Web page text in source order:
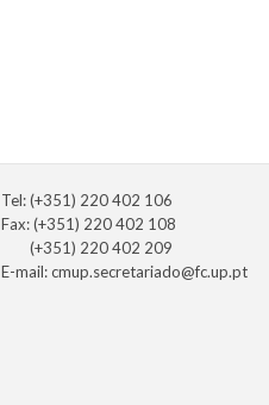
Tel: (+351) 220 402 106
Fax: (+351) 220 402 108
(+351) 220 402 209
E-mail:cmup.secretariado@fc.up.pt